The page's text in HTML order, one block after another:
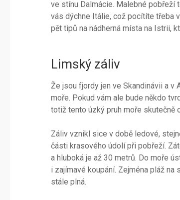
ve stínu Dalmácie. Malebné pobřeží
vás dýchne Itálie, což pocítíte třeba
pět tipů na nádherná místa na Istrii,
Limský záliv
Že jsou fjordy jen ve Skandinávii a v
moře. Pokud vám ale bude někdo
totiž tento úzký pruh moře skutečně
Záliv vznikl sice v době ledové,
části krasového údolí při pobřeží.
a hluboká je až 30 metrů. Do moře
i zajímavé koupání. Zejména pláž
stále plná.